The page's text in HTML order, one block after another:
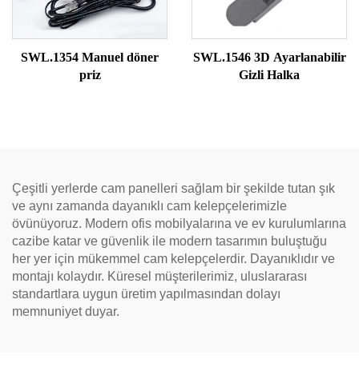
SWL.1354 Manuel döner
priz
SWL.1546 3D Ayarlanabilir
Gizli Halka
Çeşitli yerlerde cam panelleri sağlam bir şekilde tutan şık
ve aynı zamanda dayanıklı cam kelepçelerimizle
övünüyoruz. Modern ofis mobilyalarına ve ev kurulumlarına
cazibe katar ve güvenlik ile modern tasarımın buluştuğu
her yer için mükemmel cam kelepçelerdir. Dayanıklıdır ve
montajı kolaydır. Küresel müşterilerimiz, uluslararası
standartlara uygun üretim yapılmasından dolayı
memnuniyet duyar.